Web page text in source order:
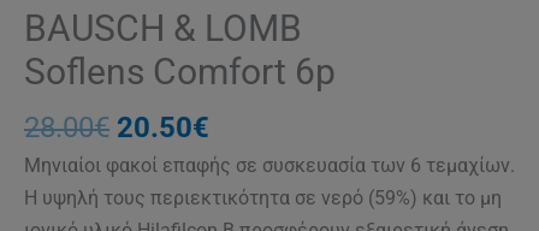
BAUSCH & LOMB
Soflens Comfort 6p
28.00€ 20.50€
Μηνιαίοι φακοί επαφής σε συσκευασία των 6 τεμαχίων.
Η υψηλή τους περιεκτικότητα σε νερό (59%) και το μη